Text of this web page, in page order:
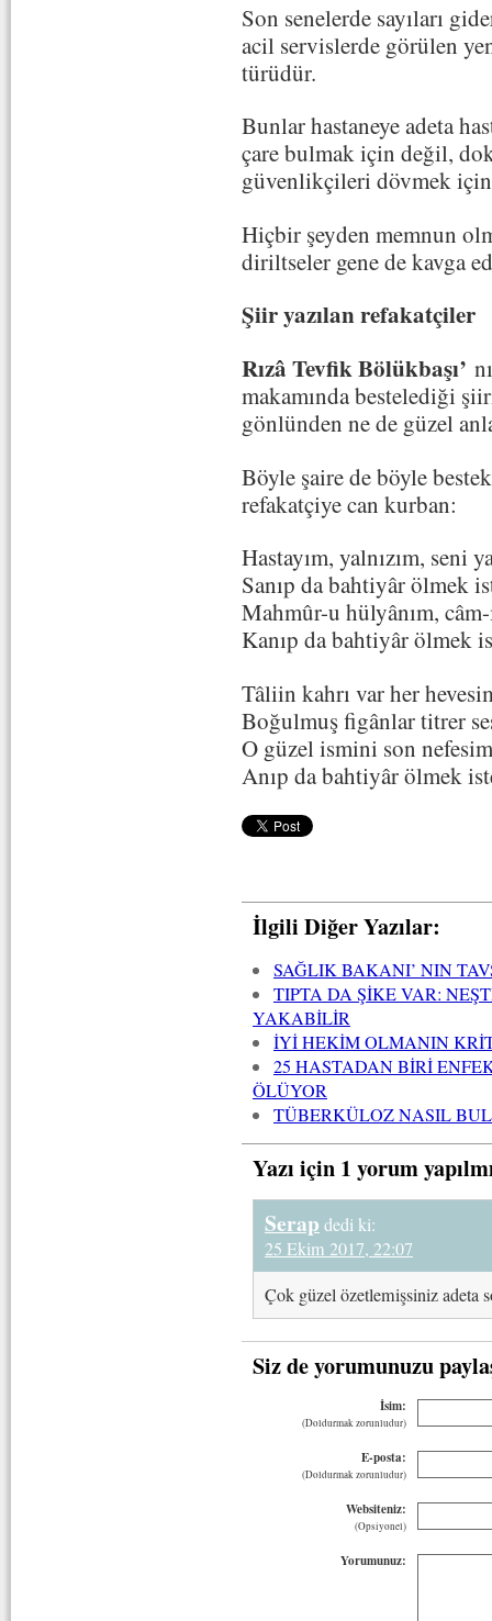
Son senelerde sayıları
acil servislerde görülen
türüdür.
Bunlar hastaneye adeta
çare bulmak için değil,
güvenlikçileri dövmek
Hiçbir şeyden memnun
diriltseler gene de kavga
Şiir yazılan refakatçiler
Rızâ Tevfik Bölükbaşı’
makamında bestelediği
gönlünden ne de güzel
Böyle şaire de böyle
refakatçiye can kurban:
Hastayım, yalnızım, seni
Sanıp da bahtiyâr ölmek
Mahmûr-u hülyânım,
Kanıp da bahtiyâr ölmek
Tâliin kahrı var her
Boğulmuş figânlar titrer
O güzel ismini son
Anıp da bahtiyâr ölmek
İlgili Diğer Yazılar:
SAĞLIK BAKANI’ NIN
TIPTA DA ŞİKE VAR:
YAKABİLİR
İYİ HEKİM OLMANIN
25 HASTADAN BİRİ
ÖLÜYOR
TÜBERKÜLOZ NASIL
Yazı için 1 yorum
Serap dedi ki:
25 Ekim 2017, 22:07
Çok güzel özetlemişsiniz adeta
Siz de yorumunuzu
İsim:
(Doldurmak zorunludur)
E-posta:
(Doldurmak zorunludur)
Websiteniz:
(Opsiyonel)
Yorumunuz: